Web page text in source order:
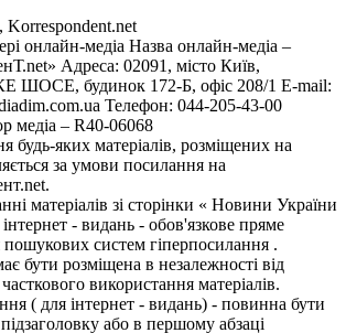
онлайн-медіа Назва онлайн-медіа –
Адреса: 02091, місто Київ,
ШОСЕ, будинок 172-Б, офіс 208/1 E-mail:
Телефон: 044-205-43-00
медіа – R40-06068
будь-яких матеріалів, розміщених на
за умови посилання на
матеріалів зі сторінки « Новини України
інтернет - видань - обов'язкове пряме
пошукових систем гіперпосилання .
бути розміщена в незалежності від
використання матеріалів.
( для інтернет - видань) - повинна бути
або в першому абзаці